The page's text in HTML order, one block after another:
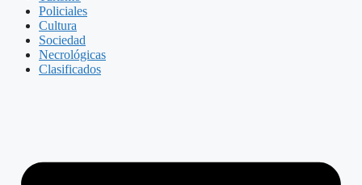
Policiales
Cultura
Sociedad
Necrológicas
Clasificados